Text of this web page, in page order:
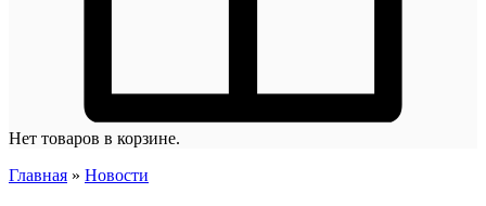
Нет товаров в корзине.
Главная » Новости